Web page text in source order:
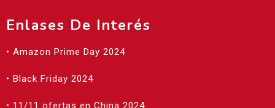
Enlases De Interés
• Amazon Prime Day 2024
• Black Friday 2024
• 11/11 ofertas en China 2024